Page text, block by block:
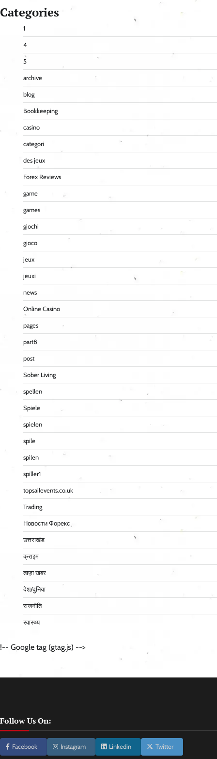
Categories
1
4
5
archive
blog
Bookkeeping
casino
categori
des jeux
Forex Reviews
game
games
giochi
gioco
jeux
jeuxi
news
Online Casino
pages
part8
post
Sober Living
spellen
Spiele
spielen
spile
spilen
spiller1
topsailevents.co.uk
Trading
Новости Форекс
उत्तराखंड
क्राइम
ताज़ा खबर
देश/दुनिया
राजनीति
स्वास्थ्य
!-- Google tag (gtag.js) -->
Follow Us On:
Facebook Instagram Linkedin Twitter